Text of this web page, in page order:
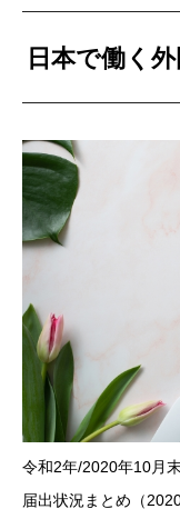
日本で働く
令和2年/2020年10月
届出状況まとめ（